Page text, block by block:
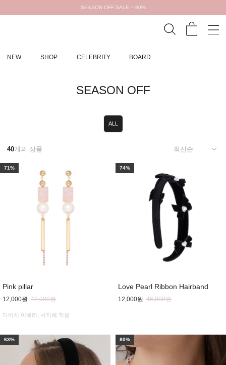
SEASON OFF SALE ~ 80%
NEW SHOP CELEBRITY BOARD
SEASON OFF
ALL
40개의 상품
71%
Pink pillar
12,000원 42,000원
다비치 이해리, 서지혜 착용
74%
Love Pearl Ribbon Hairband
12,000원 46,000원
63% 80%